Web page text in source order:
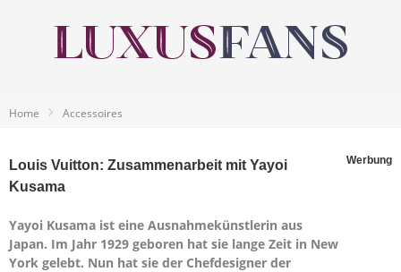
Home Accessoires
Louis Vuitton: Zusammenarbeit mit Yayoi
Kusama
Werbung
Yayoi Kusama ist eine Ausnahmekünstlerin aus
Japan. Im Jahr 1929 geboren hat sie lange Zeit in New
York gelebt. Nun hat sie der Chefdesigner der